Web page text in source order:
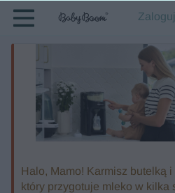
Zaloguj
Halo, Mamo! Karmisz butelką
który przygotuje mleko w kilka